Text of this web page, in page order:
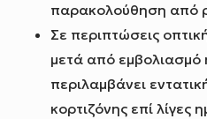
παρακολούθηση από
Σε περιπτώσεις
μετά από εμβολιασμό
περιλαμβάνει
κορτιζόνης επί λίγες